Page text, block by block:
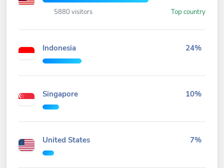
5880 visitors Top country
Indonesia 24%
Singapore 10%
United States 7%